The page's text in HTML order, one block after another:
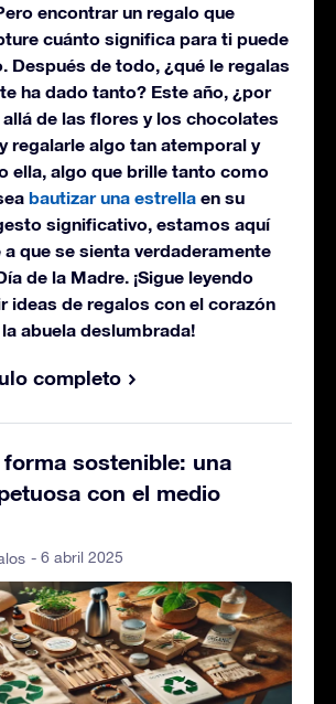
encontrar un regalo que
cuánto significa para ti puede
Después de todo, ¿qué le regalas
ha dado tanto? Este año, ¿por
de las flores y los chocolates
regalarle algo tan atemporal y
ella, algo que brille tanto como
bautizar una estrella en su
significativo, estamos aquí
que se sienta verdaderamente
de la Madre. ¡Sigue leyendo
ideas de regalos con el corazón
abuela deslumbrada!
completo
forma sostenible: una
con el medio
- 6 abril 2025